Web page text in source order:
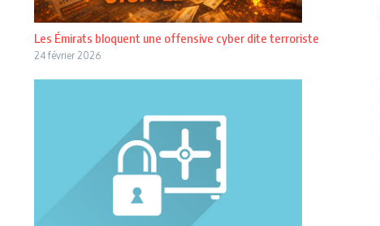
Les Émirats bloquent une offensive cyber dite terroriste
24 février 2026